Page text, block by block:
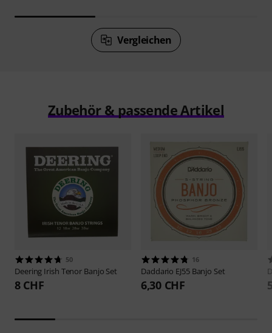
Vergleichen
Zubehör & passende Artikel
50
Deering Irish Tenor Banjo Set
8 CHF
16
Daddario EJ55 Banjo Set
6,30 CHF